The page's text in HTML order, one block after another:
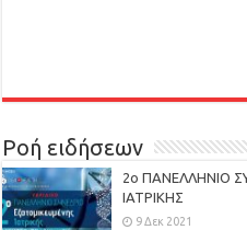
Ροή ειδήσεων
2ο ΠΑΝΕΛΛΗΝΙΟ
ΙΑΤΡΙΚΗΣ
9 Δεκ 2021